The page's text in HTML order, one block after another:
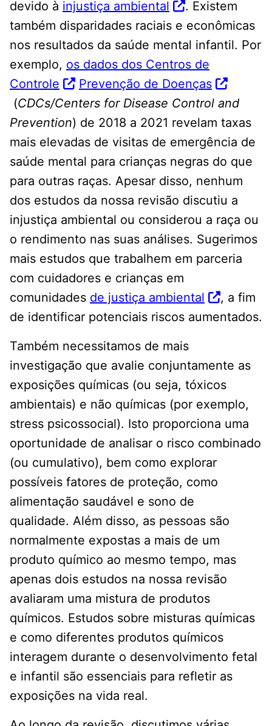
devido à injustiça ambiental
. Existem
também disparidades raciais e econômicas
nos resultados da saúde mental infantil. Por
exemplo, os dados dos Centros de
Controle
Prevenção de Doenças
(CDCs/Centers for Disease Control and
Prevention) de 2018 a 2021 revelam taxas
mais elevadas de visitas de emergência de
saúde mental para crianças negras do que
para outras raças. Apesar disso, nenhum
dos estudos da nossa revisão discutiu a
injustiça ambiental ou considerou a raça ou
o rendimento nas suas análises. Sugerimos
mais estudos que trabalhem em parceria
com cuidadores e crianças em
comunidades de justiça ambiental
, a fim
de identificar potenciais riscos aumentados.
Também necessitamos de mais
investigação que avalie conjuntamente as
exposições químicas (ou seja, tóxicos
ambientais) e não químicas (por exemplo,
stress psicossocial). Isto proporciona uma
oportunidade de analisar o risco combinado
(ou cumulativo), bem como explorar
possíveis fatores de proteção, como
alimentação saudável e sono de
qualidade. Além disso, as pessoas são
normalmente expostas a mais de um
produto químico ao mesmo tempo, mas
apenas dois estudos na nossa revisão
avaliaram uma mistura de produtos
químicos. Estudos sobre misturas químicas
e como diferentes produtos químicos
interagem durante o desenvolvimento fetal
e infantil são essenciais para refletir as
exposições na vida real.